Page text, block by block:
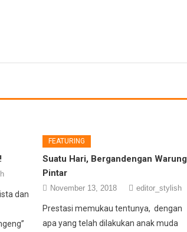
dan
FEATURING
Suatu Hari, Bergandengan Warung
Pintar
November 13, 2018 editor_stylish
Prestasi memukau tentunya, dengan
apa yang telah dilakukan anak muda